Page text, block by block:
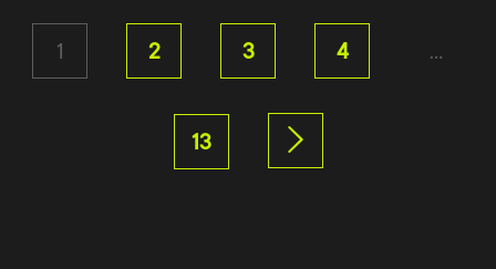
1 2 3 4 …
13